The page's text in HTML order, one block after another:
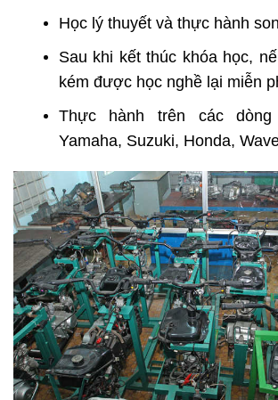
Học lý thuyết và thực hành
Sau khi kết thúc khóa học,
kém được học nghề lại miễn
Thực hành trên các
Yamaha, Suzuki, Honda,